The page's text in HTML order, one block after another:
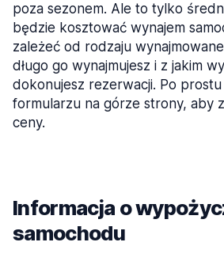
poza sezonem. Ale to tylko
będzie kosztować wynajem
zależeć od rodzaju
długo go wynajmujesz i z jakim
dokonujesz rezerwacji. Po
formularzu na górze strony, aby
ceny.
Informacja o
samochodu